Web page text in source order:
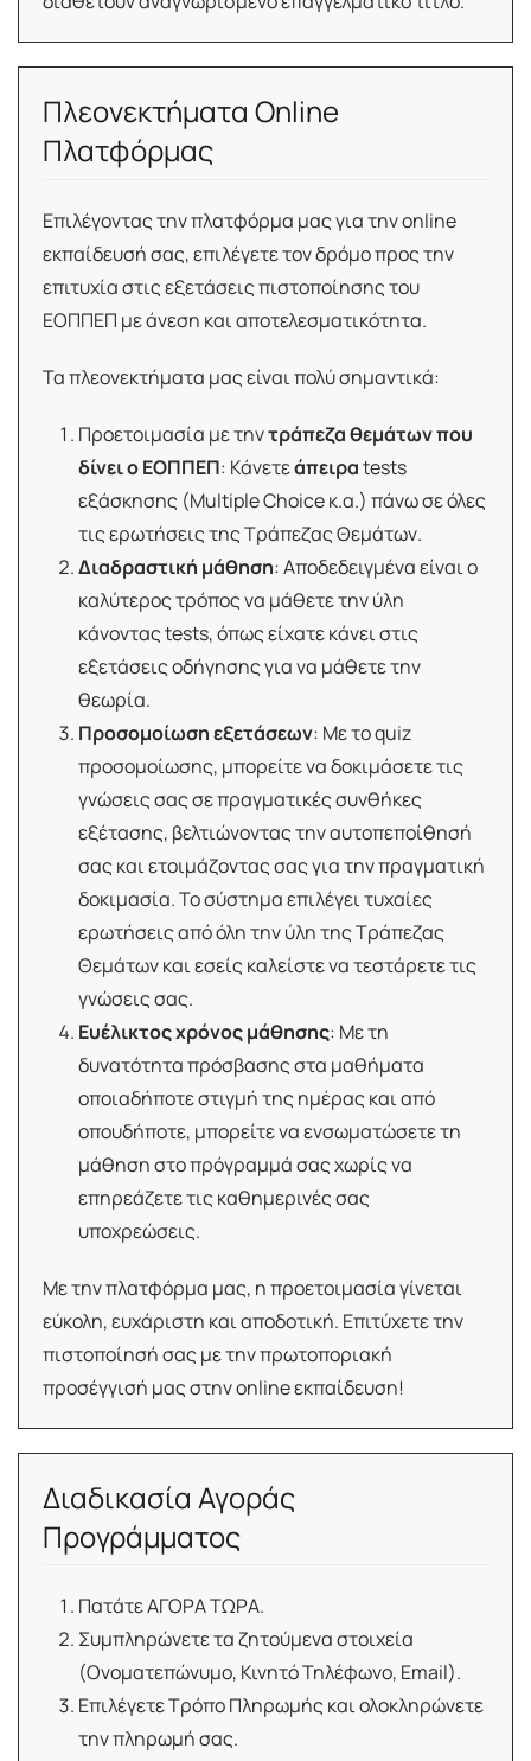
Πλεονεκτήματα Online
Πλατφόρμας
Επιλέγοντας την πλατφόρμα μας για την online
εκπαίδευσή σας, επιλέγετε τον δρόμο προς την
επιτυχία στις εξετάσεις πιστοποίησης του
ΕΟΠΠΕΠ με άνεση και αποτελεσματικότητα.
Τα πλεονεκτήματα μας είναι πολύ σημαντικά:
Προετοιμασία με τηντράπεζα θεμάτων που
δίνει ο ΕΟΠΠΕΠ: Κάνετεάπειραtests
εξάσκησης (Multiple Choice κ.α.) πάνω σε όλες
τις ερωτήσεις της Τράπεζας Θεμάτων.
Διαδραστική μάθηση: Αποδεδειγμένα είναι ο
καλύτερος τρόπος να μάθετε την ύλη
κάνοντας tests, όπως είχατε κάνει στις
εξετάσεις οδήγησης για να μάθετε την
θεωρία.
Προσομοίωση εξετάσεων: Με το quiz
προσομοίωσης, μπορείτε να δοκιμάσετε τις
γνώσεις σας σε πραγματικές συνθήκες
εξέτασης, βελτιώνοντας την αυτοπεποίθησή
σας και ετοιμάζοντας σας για την πραγματική
δοκιμασία. Το σύστημα επιλέγει τυχαίες
ερωτήσεις από όλη την ύλη της Τράπεζας
Θεμάτων και εσείς καλείστε να τεστάρετε τις
γνώσεις σας.
Ευέλικτος χρόνος μάθησης: Με τη
δυνατότητα πρόσβασης στα μαθήματα
οποιαδήποτε στιγμή της ημέρας και από
οπουδήποτε, μπορείτε να ενσωματώσετε τη
μάθηση στο πρόγραμμά σας χωρίς να
επηρεάζετε τις καθημερινές σας
υποχρεώσεις.
Με την πλατφόρμα μας, η προετοιμασία γίνεται
εύκολη, ευχάριστη και αποδοτική. Επιτύχετε την
πιστοποίησή σας με την πρωτοποριακή
προσέγγισή μας στην online εκπαίδευση!
Διαδικασία Αγοράς
Προγράμματος
Πατάτε ΑΓΟΡΑ ΤΩΡΑ.
Συμπληρώνετε τα ζητούμενα στοιχεία
(Ονοματεπώνυμο, Κινητό Τηλέφωνο, Email).
Επιλέγετε Τρόπο Πληρωμής και ολοκληρώνετε
την πληρωμή σας.